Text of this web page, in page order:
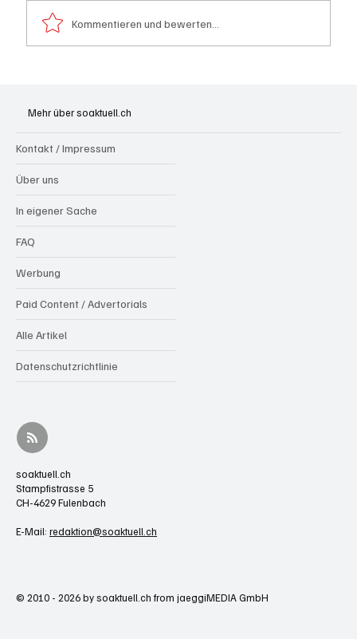
Kommentieren und bewerten...
Mehr über soaktuell.ch
Kontakt / Impressum
Über uns
In eigener Sache
FAQ
Werbung
Paid Content / Advertorials
Alle Artikel
Datenschutzrichtlinie
soaktuell.ch
Stampfistrasse 5
CH-4629 Fulenbach
E-Mail: redaktion@soaktuell.ch
© 2010 - 2026 by soaktuell.ch from jaeggiMEDIA GmbH